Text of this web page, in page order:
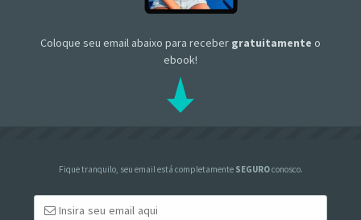
Coloque seu email abaixo para receber gratuitamente o
ebook!
Fique tranquilo, seu email está completamente SEGUROconosco.